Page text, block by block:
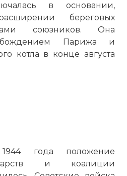
в основании,
береговых
союзников. Она
Парижа и
котла в конце августа
года положение
и коалиции